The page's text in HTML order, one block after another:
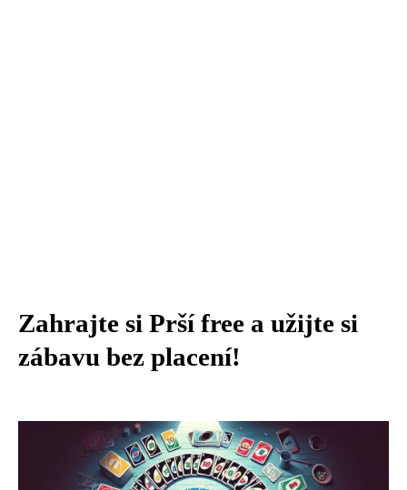
Zahrajte si Prší free a užijte si
zábavu bez placení!